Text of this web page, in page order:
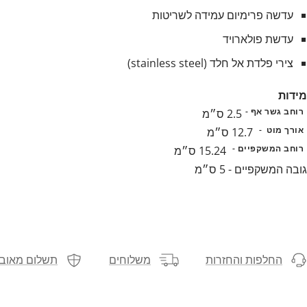
עדשה פרימיום עמידה לשריטות
עדשת פולארויד
צירי פלדת אל חלד (stainless steel)
מידות
רוחב גשר אף - 2.5 ס״מ
אורך מוט - 12.7 ס״מ
רוחב המשקפיים - 15.24 ס״מ
גובה המשקפיים - 5 ס״מ
החלפות והחזרות משלוחים תשלום